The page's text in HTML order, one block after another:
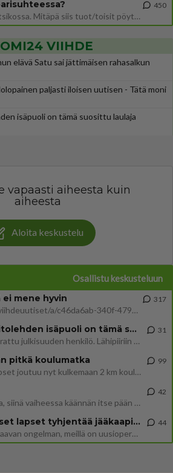
Siinäpä se kysymys on otsikossa. Mitäpä siis tuot/toisit pöytään parisuhteessa? Oletko mies vai nainen? Koetko sen mitä
450
VIIHDE
elävä Satu sai jättimäisen rahasalkun
paljasti iloisen uutisen - Tätä moni
isäpuoli on tämä suosittu laulaja
vapaasti aiheesta kuin
aiheesta
Aloita keskustelu
Osallistu keskusteluun
mene hyvin
https://www.iltalehti.fi/viihdeuutiset/a/c46da6ab-340f-4790-aaa7-0865eed2336 Yrityksen konkurssihakemus on tullut kärä
317
Tiesitkö? Martina Aitolehden isäpuoli on tämä suosittu laulaja
Martina Aitolehti on seurattu julkisuuden henkilö. Lähipiiriin mahtuu muitakin tunnettuja henkilöitä. Tiesitkö, että Ma
31
pitkä koulumatka
Hesarissa päivitellään lapset joutuu nyt kulkemaan 2 km kouluun jösses. Ruostefillarilla tuo matka menee vaikka miten äk
99
Mutta mies vain tuijottaa, siinä vaiheessa käännän itse pään pois. Mikä juttu? Yleensä jos joku tuijottaa tai katsoo, hä
42
Uusioperheen aikuiset lapset tyhjentää jääkaapin käydessään
Miten selvittäisitte seuraavan ongelman, meillä on uusioperhe, minulla teini-ikäiset lapset ja puolisolla aikuiset, jotk
44